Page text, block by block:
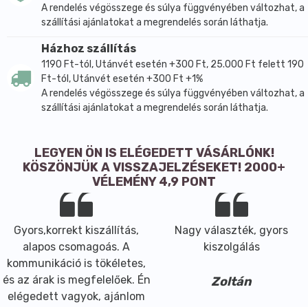
A rendelés végösszege és súlya függvényében változhat, a
szállítási ajánlatokat a megrendelés során láthatja.
Házhoz szállítás
1190 Ft-tól, Utánvét esetén +300 Ft, 25.000 Ft felett 190
Ft-tól, Utánvét esetén +300 Ft +1%
A rendelés végösszege és súlya függvényében változhat, a
szállítási ajánlatokat a megrendelés során láthatja.
LEGYEN ÖN IS ELÉGEDETT VÁSÁRLÓNK!
KÖSZÖNJÜK A VISSZAJELZÉSEKET! 2000+
VÉLEMÉNY 4,9 PONT
Gyors,korrekt kiszállítás,
alapos csomagoás. A
kommunikáció is tökéletes,
és az árak is megfelelőek. Én
elégedett vagyok, ajánlom
Nagy választék, gyors
kiszolgálás
Zoltán